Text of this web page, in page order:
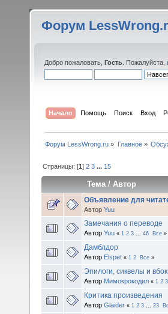
Форум
Добро пожаловать, Гость . Пожалуйста,
Начало Помощь Поиск Вход
Форум LessWrong.ru » Главное»
Страницы: [1]2 3 ... 15
Тема /Автор
Объявление для
Автор Yuu
Замечания о переводе
Автор Yuu « 1 2 3 46 Все »
Дамблдор
Автор Elspet « 1 2 Все »
Эпилоги, сиквелы и
Автор Мимокрокодил « 1 2 3
Критика произведения
Автор Glaider « 1 2 3 23